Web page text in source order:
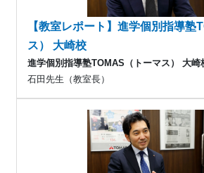
【教室レポート】進学個別指導塾
ス） 大崎校
進学個別指導塾TOMAS（トーマス） 大崎
石田先生（教室長）